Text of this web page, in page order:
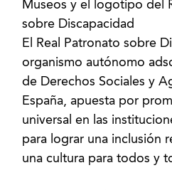
Museos y el logotipo del
sobre Discapacidad
El Real Patronato sobre
organismo autónomo
de Derechos Sociales y
España, apuesta por
universal en las
para lograr una inclusión
una cultura para todos y